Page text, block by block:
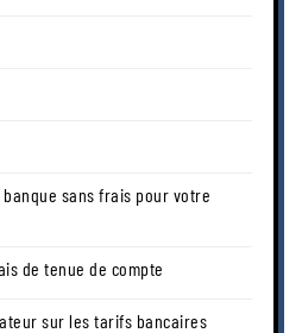
sans frais pour votre
de tenue de compte
sur les tarifs bancaires